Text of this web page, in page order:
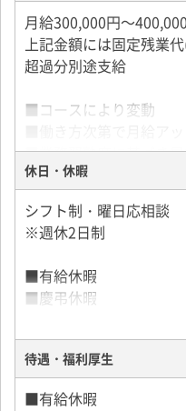
月給300,000円～
上記金額には固定残業
超過分別途支給
■コースにより変動
■業務習熟度に基づき
先輩ドライバーには月
休日・休暇
シフト制・曜日応相談
※週休2日制
■有給休暇
■慶弔休暇
待遇・福利厚生
■有給休暇